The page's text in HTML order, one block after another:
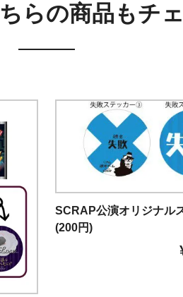
らの商品もチ
SCRAP公演オリジナル
(200円)